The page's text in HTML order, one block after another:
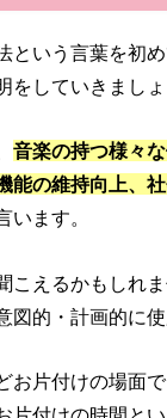
という言葉を初
をしていきましょ
音楽の持つ様々
能の維持向上、
います。
こえるかもしれ
図的・計画的に
お片付けの場面